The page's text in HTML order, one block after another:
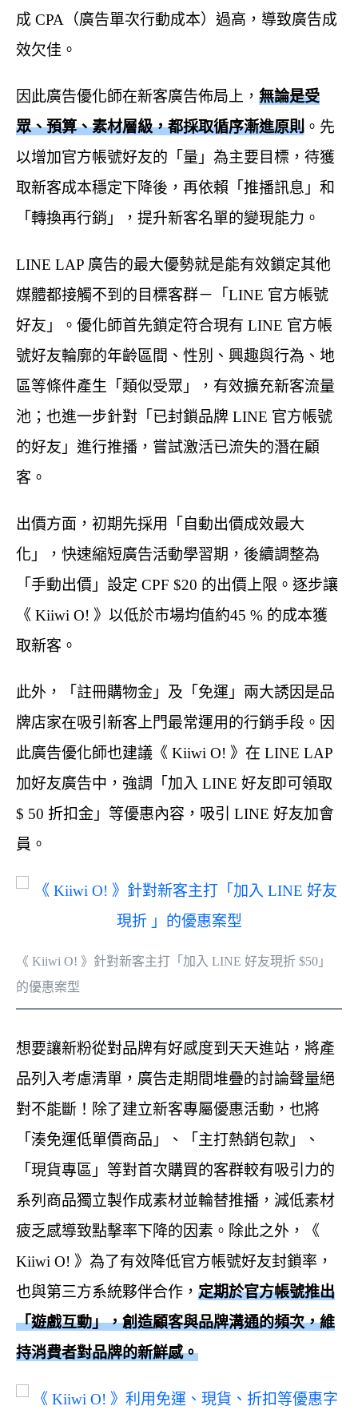
成 CPA（廣告單次行動成本）過高，導致廣告成
效欠佳。
因此廣告優化師在新客廣告佈局上， 無論是受
眾、預算、素材層級，都採取循序漸進原則 。先
以增加官方帳號好友的「量」為主要目標，待獲
取新客成本穩定下降後，再依賴「推播訊息」和
「轉換再行銷」，提升新客名單的變現能力。
LINE LAP 廣告的最大優勢就是能有效鎖定其他
媒體都接觸不到的目標客群－「LINE 官方帳號
好友」。優化師首先鎖定符合現有 LINE 官方帳
號好友輪廓的年齡區間、性別、興趣與行為、地
區等條件產生「類似受眾」，有效擴充新客流量
池；也進一步針對「已封鎖品牌 LINE 官方帳號
的好友」進行推播，嘗試激活已流失的潛在顧
客。
出價方面，初期先採用「自動出價成效最大
化」，快速縮短廣告活動學習期，後續調整為
「手動出價」設定 CPF $20 的出價上限。逐步讓
《 Kiiwi O! 》以低於市場均值約45 % 的成本獲
取新客。
此外，「註冊購物金」及「免運」兩大誘因是品
牌店家在吸引新客上門最常運用的行銷手段。因
此廣告優化師也建議《 Kiiwi O! 》在 LINE LAP
加好友廣告中，強調「加入 LINE 好友即可領取
$ 50 折扣金」等優惠內容，吸引 LINE 好友加會
員。
《 Kiiwi O! 》針對新客主打「加入 LINE 好友現折 $50」
的優惠案型
想要讓新粉從對品牌有好感度到天天進站，將產
品列入考慮清單，廣告走期間堆疊的討論聲量絕
對不能斷！除了建立新客專屬優惠活動，也將
「湊免運低單價商品」、「主打熱銷包款」、
「現貨專區」等對首次購買的客群較有吸引力的
系列商品獨立製作成素材並輪替推播，減低素材
疲乏感導致點擊率下降的因素。除此之外，《
Kiiwi O! 》為了有效降低官方帳號好友封鎖率，
也與第三方系統夥伴合作， 定期於官方帳號推出
「遊戲互動」，創造顧客與品牌溝通的頻次，維
持消費者對品牌的新鮮感。